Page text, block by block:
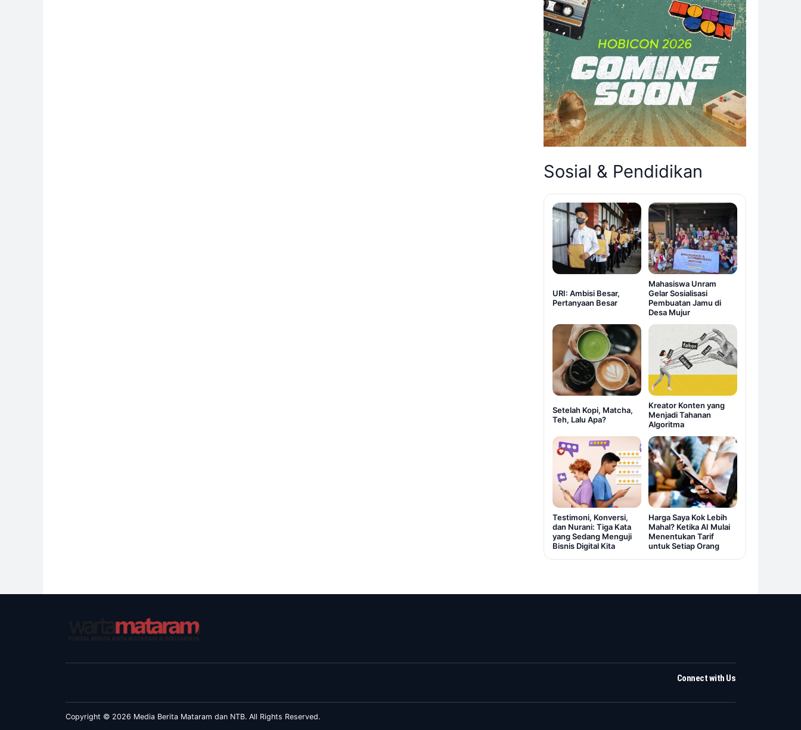
Sosial & Pendidikan
URI: Ambisi Besar,
Pertanyaan Besar
Mahasiswa Unram
Gelar Sosialisasi
Pembuatan Jamu di
Desa Mujur
Setelah Kopi, Matcha,
Teh, Lalu Apa?
Kreator Konten yang
Menjadi Tahanan
Algoritma
Testimoni, Konversi,
dan Nurani: Tiga Kata
yang Sedang Menguji
Bisnis Digital Kita
Harga Saya Kok Lebih
Mahal? Ketika AI Mulai
Menentukan Tarif
untuk Setiap Orang
Connect with Us
Copyright © 2026 Media Berita Mataram dan NTB. All Rights Reserved.